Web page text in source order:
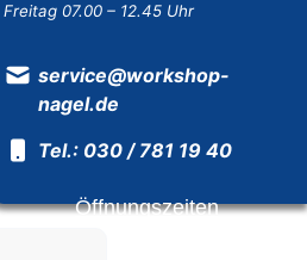
Freitag 07.00 – 12.45 Uhr
service@workshop-
nagel.de
Tel.: 030 / 781 19 40
Öffnungszeiten